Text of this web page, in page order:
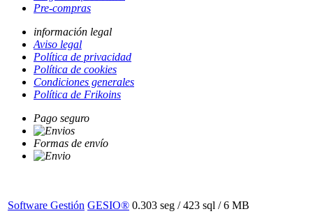
Pre-compras
información legal
Aviso legal
Política de privacidad
Política de cookies
Condiciones generales
Política de Frikoins
Pago seguro
Formas de envío
Software Gestión GESIO® 0.303 seg /423 sql / 6 MB